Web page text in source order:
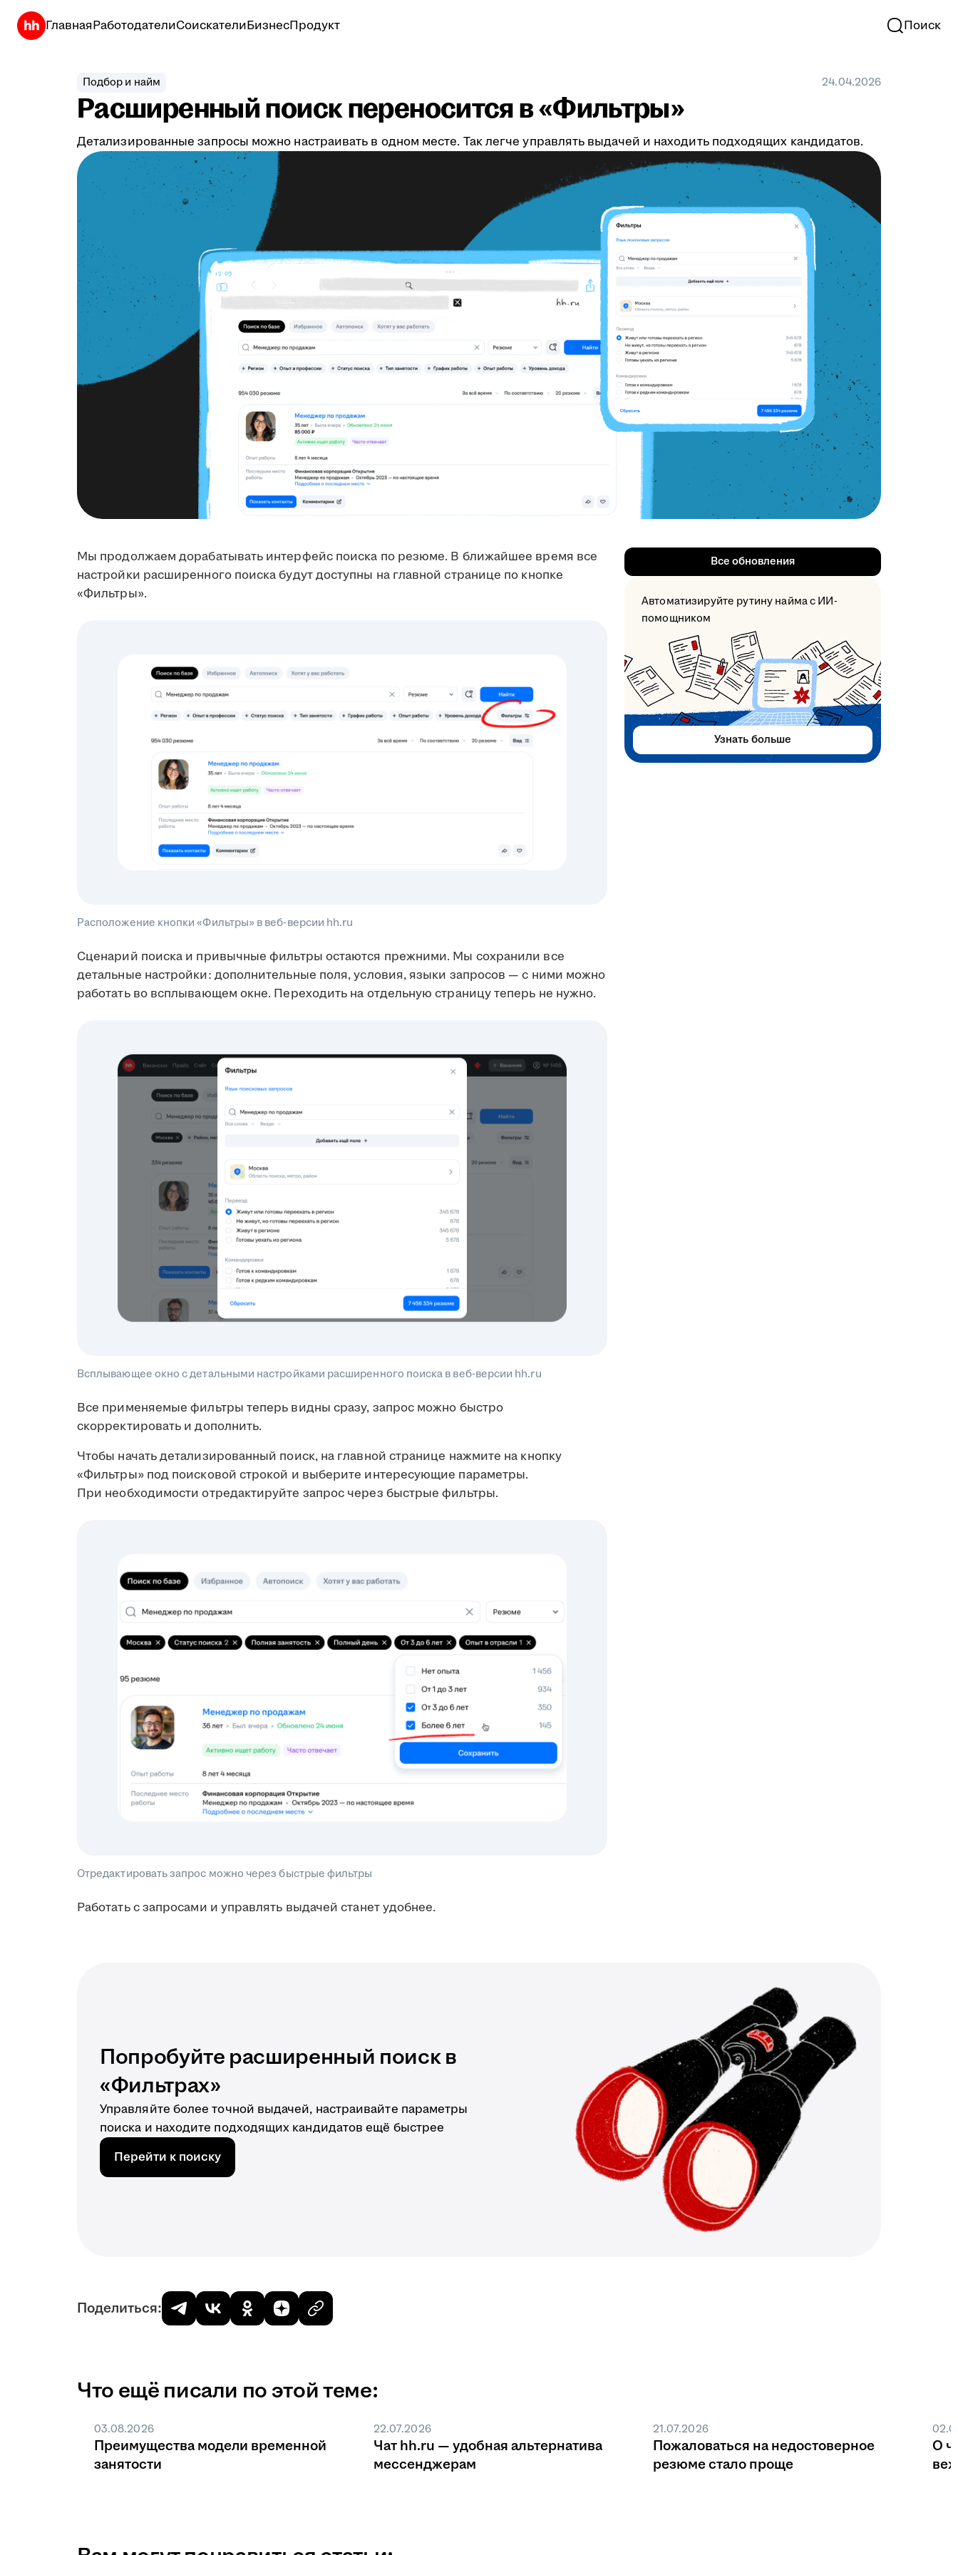
ГлавнаяРаботодателиСоискателиБизнесПродукт Поиск
Подбор и найм 24.04.2026
Расширенный поиск переносится в «Фильтры»
Детализированные запросы можно настраивать в одном месте. Так легче управлять выдачей и находить подходящих кандидатов.
Мы продолжаем дорабатывать интерфейс поиска по резюме. В ближайшее время все
настройки расширенного поиска будут доступны на главной странице по кнопке
«Фильтры».
Расположение кнопки «Фильтры» в веб-версии hh.ru
Сценарий поиска и привычные фильтры остаются прежними. Мы сохранили все
детальные настройки: дополнительные поля, условия, языки запросов — с ними можно
работать во всплывающем окне. Переходить на отдельную страницу теперь не нужно.
Всплывающее окно с детальными настройками расширенного поиска в веб-версии hh.ru
Все применяемые фильтры теперь видны сразу, запрос можно быстро
скорректировать и дополнить.
Чтобы начать детализированный поиск, на главной странице нажмите на кнопку
«Фильтры» под поисковой строкой и выберите интересующие параметры.
При необходимости отредактируйте запрос через быстрые фильтры.
Отредактировать запрос можно через быстрые фильтры
Работать с запросами и управлять выдачей станет удобнее.
Все обновления
Автоматизируйте рутину найма с ИИ-
помощником
Узнать больше
Попробуйте расширенный поиск в
«Фильтрах»
Управляйте более точной выдачей, настраивайте параметры
поиска и находите подходящих кандидатов ещё быстрее
Перейти к поиску
Поделиться:
Что ещё писали по этой теме:
03.08.2026
Преимущества модели временной
занятости
22.07.2026
Чат hh.ru — удобная альтернатива
мессенджерам
21.07.2026
Пожаловаться на недостоверное
резюме стало проще
О